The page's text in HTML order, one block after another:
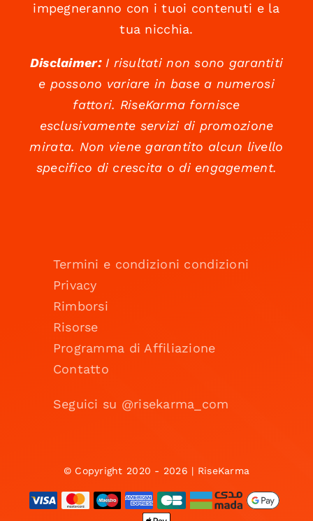
impegneranno con i tuoi contenuti e la
tua nicchia.
Disclaimer:I risultati non sono garantiti
e possono variare in base a numerosi
fattori. RiseKarma fornisce
esclusivamente servizi di promozione
mirata. Non viene garantito alcun livello
specifico di crescita o di engagement.
Termini e condizioni condizioni
Privacy
Rimborsi
Risorse
Programma di Affiliazione
Contatto
Seguici su @risekarma_com
© Copyright 2020 - 2026 | RiseKarma